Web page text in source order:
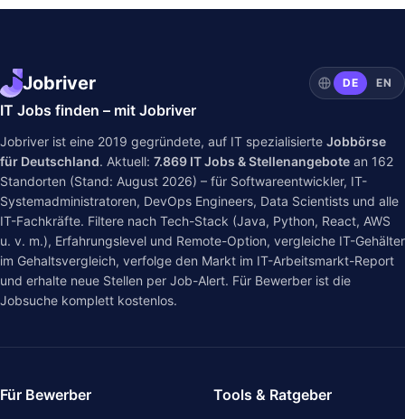
Jobriver DE EN
IT Jobs finden – mit Jobriver
Jobriver ist eine 2019 gegründete, auf IT spezialisierte Jobbörse
für Deutschland. Aktuell: 7.869 IT Jobs & Stellenangebote an 162
Standorten (Stand: August 2026) – für Softwareentwickler, IT-
Systemadministratoren, DevOps Engineers, Data Scientists und alle
IT-Fachkräfte. Filtere nach Tech-Stack (Java, Python, React, AWS
u. v. m.), Erfahrungslevel und Remote-Option, vergleiche IT-Gehälter
im Gehaltsvergleich, verfolge den Markt im IT-Arbeitsmarkt-Report
und erhalte neue Stellen per Job-Alert. Für Bewerber ist die
Jobsuche komplett kostenlos.
Für Bewerber
Tools & Ratgeber